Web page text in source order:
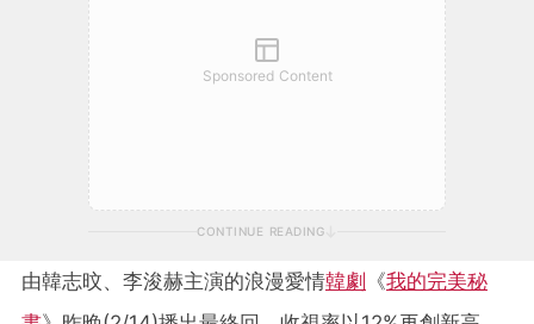
Sponsored Content
CONTINUE READING
由韓志旼、李浚赫主演的浪漫愛情韓劇 《我的完美秘